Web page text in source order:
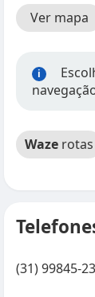
Ver mapa
i
Waze rotas
(31) 99845-